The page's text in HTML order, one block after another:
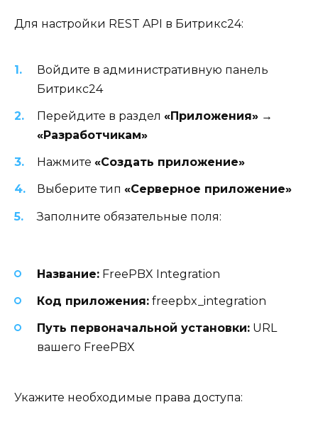
Для настройки REST API в Битрикс24:
Войдите в административную панель
Битрикс24
Перейдите в раздел «Приложения» →
«Разработчикам»
Нажмите «Создать приложение»
Выберите тип «Серверное приложение»
Заполните обязательные поля:
Название: FreePBX Integration
Код приложения: freepbx_integration
Путь первоначальной установки: URL
вашего FreePBX
Укажите необходимые права доступа: